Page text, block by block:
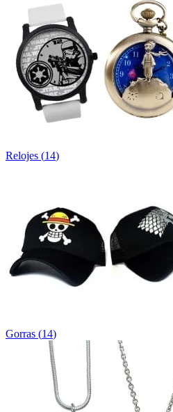
Relojes (14)
Gorras (14)